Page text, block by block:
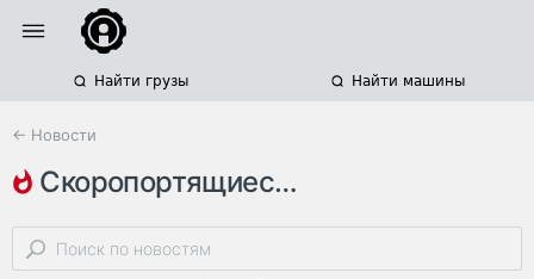
Найти грузы Найти машины
← Новости
скоропортящиеся грузы